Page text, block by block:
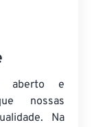
aberto e
nossas
Na